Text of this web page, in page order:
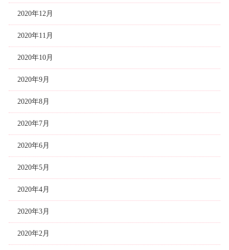
2020年12月
2020年11月
2020年10月
2020年9月
2020年8月
2020年7月
2020年6月
2020年5月
2020年4月
2020年3月
2020年2月